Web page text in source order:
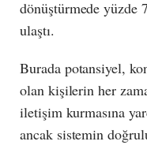
dönüştürmede yüzde
ulaştı.
Burada potansiyel,
olan kişilerin her
iletişim kurmasına
ancak sistemin